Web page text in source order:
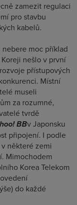
zamezit regulaci
pro stavbu
kabelů.
moc příklad
nešlo v první
přístupových
Místní
museli
za rozumné,
tvrdě
BBv Japonsku
připojení. I podle
některé zemi
Mimochodem
Korea Telekom
do každé